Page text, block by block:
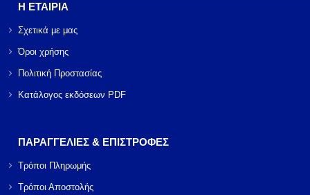
Η ΕΤΑΙΡΙΑ
Σχετικά με μας
Όροι χρήσης
Πολιτική Προστασίας
Κατάλογος εκδόσεων PDF
ΠΑΡΑΓΓΕΛΙΕΣ & ΕΠΙΣΤΡΟΦΕΣ
Τρόποι Πληρωμής
Τρόποι Αποστολής